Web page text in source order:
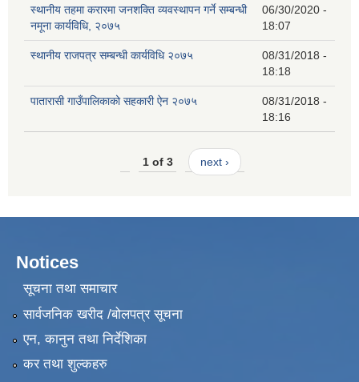
स्थानीय तहमा करारमा जनशक्ति व्यवस्थापन गर्ने सम्बन्धी
नमूना कार्यविधि, २०७५
06/30/2020 -
18:07
स्थानीय राजपत्र सम्बन्धी कार्यविधि २०७५
08/31/2018 -
18:18
पातारासी गाउँपालिकाको सहकारी ऐन २०७५
08/31/2018 -
18:16
1 of 3 next ›
Notices
सूचना तथा समाचार
सार्वजनिक खरीद /बोलपत्र सूचना
एन, कानुन तथा निर्देशिका
कर तथा शुल्कहरु